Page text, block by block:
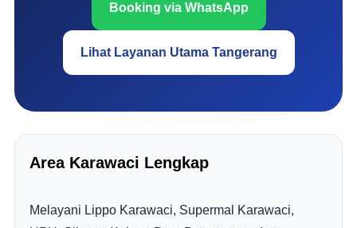
Booking via WhatsApp
Lihat Layanan Utama Tangerang
Area Karawaci Lengkap
Melayani Lippo Karawaci, Supermal Karawaci,